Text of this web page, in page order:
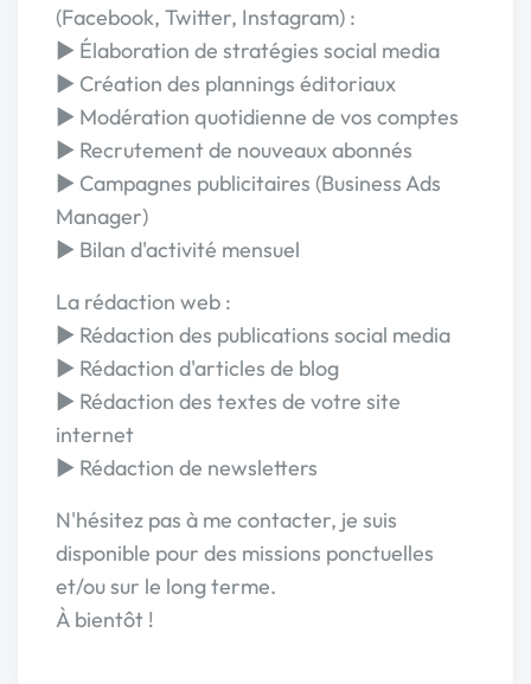
(Facebook, Twitter, Instagram) :
► Élaboration de stratégies social media
► Création des plannings éditoriaux
► Modération quotidienne de vos comptes
► Recrutement de nouveaux abonnés
► Campagnes publicitaires (Business Ads
Manager)
► Bilan d'activité mensuel
La rédaction web :
► Rédaction des publications social media
► Rédaction d'articles de blog
► Rédaction des textes de votre site
internet
► Rédaction de newsletters
N'hésitez pas à me contacter, je suis
disponible pour des missions ponctuelles
et/ou sur le long terme.
À bientôt !